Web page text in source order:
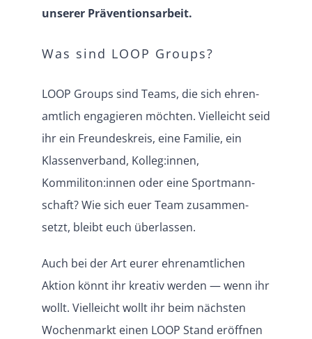
unserer Präventionsarbeit.
Was sind LOOP Groups?
LOOP Groups sind Teams, die sich ehren­
amtlich engagieren möchten. Vielleicht seid
ihr ein Freun­des­kreis, eine Familie, ein
Klassen­verband, Kolleg:innen,
Kommiliton:innen oder eine Sport­mann­
schaft? Wie sich euer Team zusam­men­
setzt, bleibt euch überlassen.
Auch bei der Art eurer ehren­amt­lichen
Aktion könnt ihr kreativ werden — wenn ihr
wollt. Vielleicht wollt ihr beim nächsten
Wochen­markt einen LOOP Stand eröffnen